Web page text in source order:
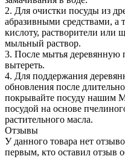
2. Для очистки посуды из
абразивными средствами,
кислоту, растворители или
мыльный раствор.
3. После мытья деревянную
вытереть.
4. Для поддержания
обновления после
покрывайте посуду нашим
посудой на основе
растительного масла.
Отзывы
У данного товара нет
первым, кто оставил отзыв